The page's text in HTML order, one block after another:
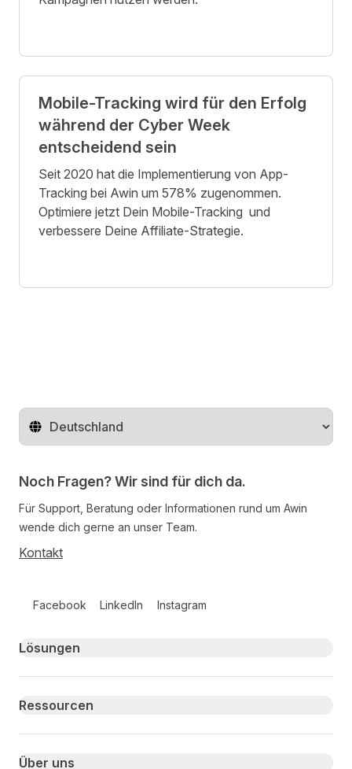
Mobile-Tracking wird für den Erfolg
während der Cyber Week
entscheidend sein
Seit 2020 hat die Implementierung von App-
Tracking bei Awin um 578% zugenommen.
Optimiere jetzt Dein Mobile-Tracking und
verbessere Deine Affiliate-Strategie.
Region ändern
Noch Fragen? Wir sind für dich da.
Für Support, Beratung oder Informationen rund um Awin
wende dich gerne an unser Team.
Kontakt
Facebook LinkedIn Instagram
Primary footer navigation
Lösungen
Ressourcen
Über uns